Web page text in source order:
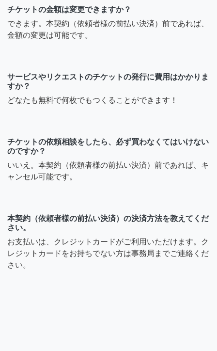
チケットの金額は変更できますか？
できます。本契約（依頼者様の前払い決済）前であれば、
金額の変更は可能です。
サービスやリクエストのチケットの発行に費用はかかりま
すか？
どなたも無料で何枚でもつくることができます！
チケットの依頼相談をしたら、必ず買わなくてはいけない
のですか？
いいえ。本契約（依頼者様の前払い決済）前であれば、キ
ャンセル可能です。
本契約（依頼者様の前払い決済）の決済方法を教えてくだ
さい。
お支払いは、クレジットカードがご利用いただけます。ク
レジットカードをお持ちでない方は事務局までご連絡くだ
さい。